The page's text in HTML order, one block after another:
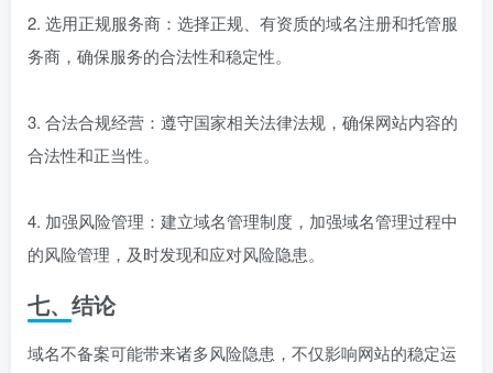
2. 选用正规服务商：选择正规、有资质的域名注册和托管服
务商，确保服务的合法性和稳定性。
3. 合法合规经营：遵守国家相关法律法规，确保网站内容的
合法性和正当性。
4. 加强风险管理：建立域名管理制度，加强域名管理过程中
的风险管理，及时发现和应对风险隐患。
七、结论
域名不备案可能带来诸多风险隐患，不仅影响网站的稳定运